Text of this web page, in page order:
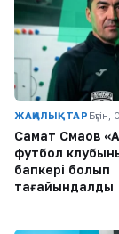
ЖАҢАЛЫҚТАР
Самат Смақов
футбол
бапкері болып
тағайындалды